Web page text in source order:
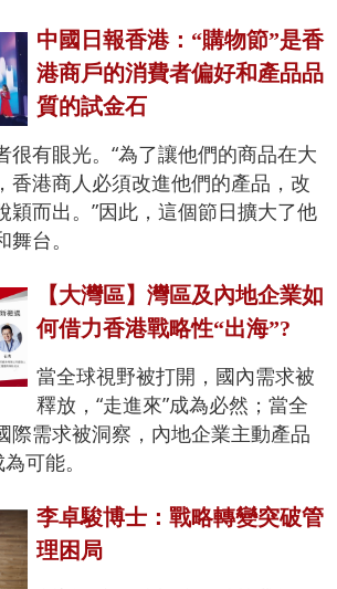
中國日報香港：“購物節”是香
港商戶的消費者偏好和產品品
質的試金石
很有眼光。“為了讓他們的商品在大
香港商人必須改進他們的產品，改
穎而出。”因此，這個節日擴大了他
台。
【大灣區】灣區及內地企業如
何借力香港戰略性“出海”?
當全球視野被打開，國內需求被
釋放，“走進來”成為必然；當全
際需求被洞察，內地企業主動產品
可能。
李卓駿博士：戰略轉變突破管
理困局